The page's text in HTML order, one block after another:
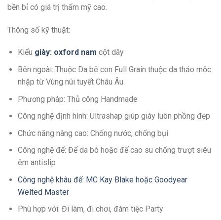
bền bỉ có giá trị thẩm mỹ cao.
Thông số kỹ thuật:
Kiểu giày: oxford nam cột dây
Bên ngoài: Thuộc Da bê con Full Grain thuộc da thảo mộc
nhập từ Vùng núi tuyết Châu Âu
Phương pháp: Thủ công Handmade
Công nghệ định hình: Ultrashap giúp giày luôn phồng đẹp
Chức năng nâng cao: Chống nước, chống bụi
Công nghệ đế: Đế da bò hoặc đế cao su chống trượt siêu
êm antislip
Công nghệ khâu đế: MC Kay Blake hoặc Goodyear
Welted Master
Phù hợp với: Đi làm, đi chơi, đám tiệc Party